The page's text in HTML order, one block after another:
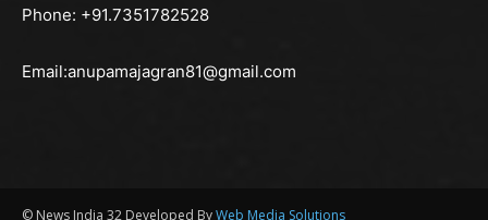
Phone: +91.7351782528
Email:anupamajagran81@gmail.com
© News India 32 Developed ByWeb Media Solutions